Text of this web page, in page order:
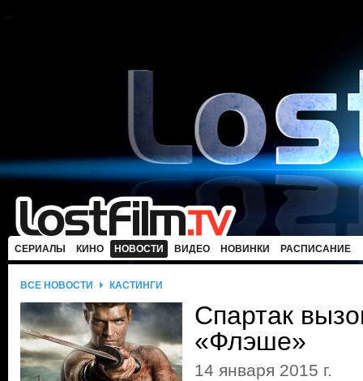
СЕРИАЛЫ КИНО НОВОСТИ ВИДЕО НОВИНКИ РАСПИСАНИЕ
ВСЕ НОВОСТИ КАСТИНГИ
Спартак
«Флэше»
14 января 2015 г.